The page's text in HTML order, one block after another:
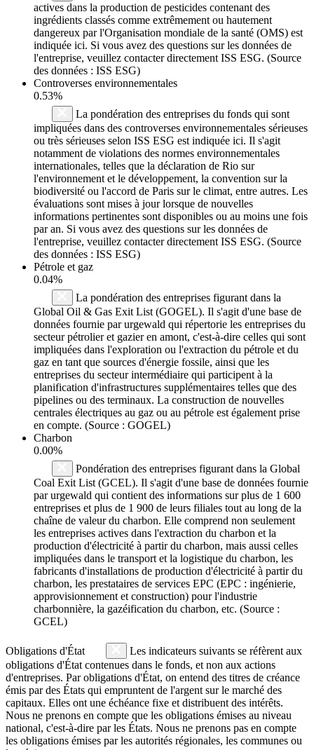
actives dans la production de pesticides contenant des
ingrédients classés comme extrêmement ou hautement
dangereux par l'Organisation mondiale de la santé (OMS) est
indiquée ici. Si vous avez des questions sur les données de
l'entreprise, veuillez contacter directement ISS ESG. (Source
des données : ISS ESG)
Controverses environnementales
0.53%
La pondération des entreprises du fonds qui sont
impliquées dans des controverses environnementales sérieuses
ou très sérieuses selon ISS ESG est indiquée ici. Il s'agit
notamment de violations des normes environnementales
internationales, telles que la déclaration de Rio sur
l'environnement et le développement, la convention sur la
biodiversité ou l'accord de Paris sur le climat, entre autres. Les
évaluations sont mises à jour lorsque de nouvelles
informations pertinentes sont disponibles ou au moins une fois
par an. Si vous avez des questions sur les données de
l'entreprise, veuillez contacter directement ISS ESG. (Source
des données : ISS ESG)
Pétrole et gaz
0.04%
La pondération des entreprises figurant dans la
Global Oil & Gas Exit List (GOGEL). Il s'agit d'une base de
données fournie par urgewald qui répertorie les entreprises du
secteur pétrolier et gazier en amont, c'est-à-dire celles qui sont
impliquées dans l'exploration ou l'extraction du pétrole et du
gaz en tant que sources d'énergie fossile, ainsi que les
entreprises du secteur intermédiaire qui participent à la
planification d'infrastructures supplémentaires telles que des
pipelines ou des terminaux. La construction de nouvelles
centrales électriques au gaz ou au pétrole est également prise
en compte. (Source : GOGEL)
Charbon
0.00%
Pondération des entreprises figurant dans la Global
Coal Exit List (GCEL). Il s'agit d'une base de données fournie
par urgewald qui contient des informations sur plus de 1 600
entreprises et plus de 1 900 de leurs filiales tout au long de la
chaîne de valeur du charbon. Elle comprend non seulement
les entreprises actives dans l'extraction du charbon et la
production d'électricité à partir du charbon, mais aussi celles
impliquées dans le transport et la logistique du charbon, les
fabricants d'installations de production d'électricité à partir du
charbon, les prestataires de services EPC (EPC : ingénierie,
approvisionnement et construction) pour l'industrie
charbonnière, la gazéification du charbon, etc. (Source :
GCEL)
Obligations d'État
Les indicateurs suivants se réfèrent aux
obligations d'État contenues dans le fonds, et non aux actions
d'entreprises. Par obligations d'État, on entend des titres de créance
émis par des États qui empruntent de l'argent sur le marché des
capitaux. Elles ont une échéance fixe et distribuent des intérêts.
Nous ne prenons en compte que les obligations émises au niveau
national, c'est-à-dire par les États. Nous ne prenons pas en compte
les obligations émises par les autorités régionales, les communes ou